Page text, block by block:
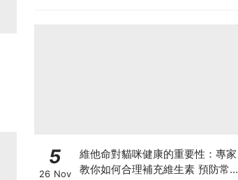
5
26 Nov
維他命對貓咪健康的重要性：專家
教你如何合理補充維生素 預防常見